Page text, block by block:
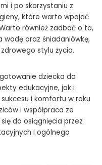
i po skorzystaniu z
które warto wpajać
również zadbać o to,
wodę oraz śniadaniówkę,
stylu życia.
dziecka do
edukacyjne, jak i
i komfortu w roku
i współpraca ze
do osiągnięcia przez
i ogólnego